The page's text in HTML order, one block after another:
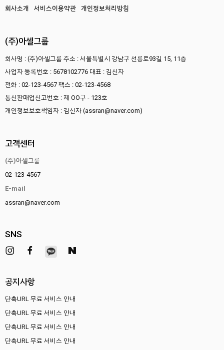
회사소개 서비스이용약관 개인정보처리방침
(주)아셀그룹
회사명 : (주)아셀그룹 주소 : 서울특별시 강남구 선릉로93길 15, 11층
사업자 등록번호 : 5678102776 대표 : 김신자
전화 : 02-123-4567 팩스 : 02-123-4568
통신판매업신고번호 : 제 OO구 - 123호
개인정보보호책임자 : 김신자 (assran@naver.com)
고객센터
(주)아셀그룹
02-123-4567
E-mail
assran@naver.com
SNS
공지사항
단축URL 무료 서비스 안내
단축URL 무료 서비스 안내
단축URL 무료 서비스 안내
단축URL 무료 서비스 안내